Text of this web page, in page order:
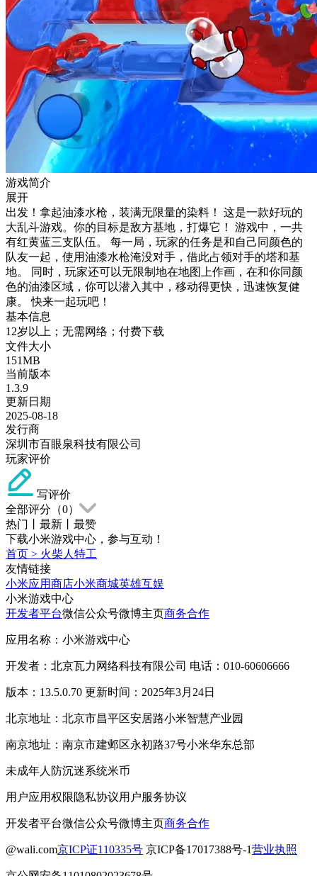
游戏简介
展开
出发！拿起油漆水枪，装满无限量的染料！ 这是一款好玩的
大乱斗游戏。你的目标是敌方基地，打爆它！ 游戏中，一共
有红黄蓝三支队伍。 每一局，玩家的任务是和自己同颜色的
队友一起，使用油漆水枪淹没对手，借此占领对手的塔和基
地。 同时，玩家还可以无限制地在地图上作画，在和你同颜
色的油漆区域，你可以潜入其中，移动得更快，迅速恢复健
康。 快来一起玩吧！
基本信息
12岁以上；无需网络；付费下载
文件大小
151MB
当前版本
1.3.9
更新日期
2025-08-18
发行商
深圳市百眼泉科技有限公司
玩家评价
写评价
全部评分（0）
热门
最新
最赞
下载小米游戏中心，参与互动！
首页 > 火柴人特工
友情链接
小米应用商店小米商城英雄互娱
小米游戏中心
开发者平台微信公众号微博主页商务合作
应用名称：小米游戏中心
开发者：北京瓦力网络科技有限公司 电话：010-60606666
版本：13.5.0.70 更新时间：2025年3月24日
北京地址：北京市昌平区安居路小米智慧产业园
南京地址：南京市建邺区永初路37号小米华东总部
未成年人防沉迷系统米币
用户应用权限隐私协议用户服务协议
开发者平台微信公众号微博主页商务合作
@wali.com京ICP证110335号 京ICP备17017388号-1营业执照